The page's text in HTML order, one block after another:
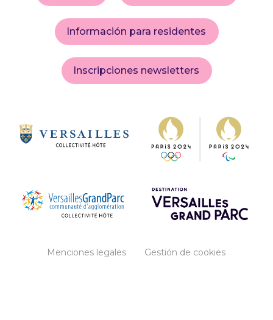
Información para residentes
Inscripciones newsletters
Menciones legales Gestión de cookies